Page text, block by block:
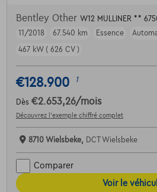
Bentley Other W12 MULLINER **
11/2018
67.540 km Essence
467 kW ( 626 CV )
€128.900 1
Dès €2.653,26/mois
Découvrez l’exemple chiffré complet
8710 Wielsbeke, DCT Wielsbeke
Comparer
Voir le